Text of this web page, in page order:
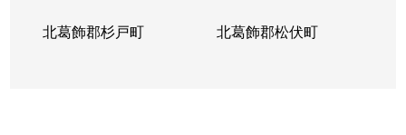
北葛飾郡杉戸町 北葛飾郡松伏町